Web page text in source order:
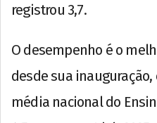
registrou 3,7.
O desempenho é o
desde sua inauguração,
média nacional do